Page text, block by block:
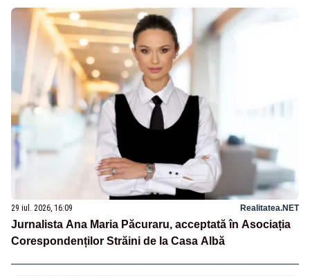
29 iul. 2026, 16:09 Realitatea.NET
Jurnalista Ana Maria Păcuraru, acceptată în Asociația
Corespondenților Străini de la Casa Albă